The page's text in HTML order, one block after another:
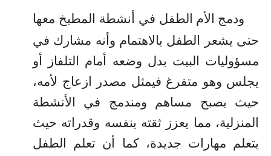
ودمج الأم الطفل في أنشطة المطبخ معها
حتى يشعر الطفل بالاهتمام وأنه مشارك في
مسؤوليات البيت بدل وضعه أمام التلفاز أو
يجلس وهو متفرغ فيمثل مصدر ازعاج لأمه،
حيث يصبح مساهم ومندمج في الأنشطة
المنزلية، مما يعزز ثقته بنفسه وقدراته حيث
يتعلم مهارات جديدة، كما أن تعلم الطفل